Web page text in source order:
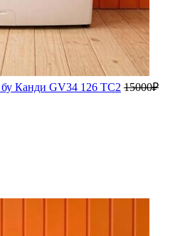
Канди GV34 126 TC2 15000₽